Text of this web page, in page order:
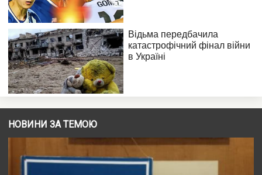
НОВИНИ ЗА ТЕМОЮ